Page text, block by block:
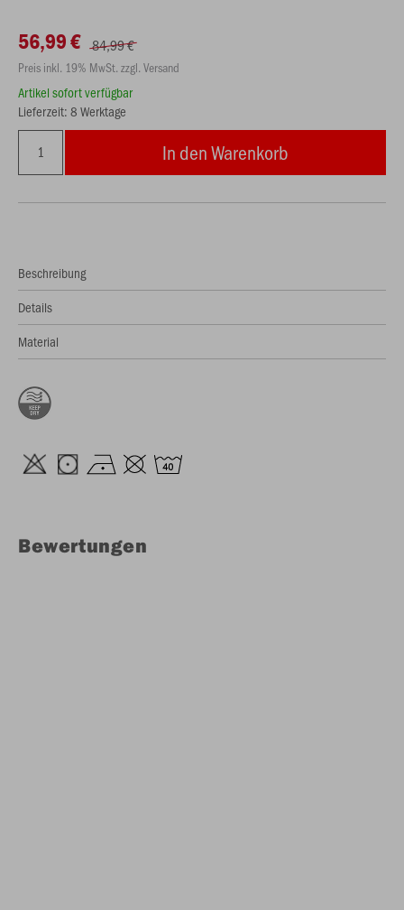
56,99 € 84,99 €
Preis inkl. 19% MwSt. zzgl. Versand
Artikel sofort verfügbar
Lieferzeit: 8 Werktage
In den Warenkorb
Beschreibung
Details
Material
Bewertungen